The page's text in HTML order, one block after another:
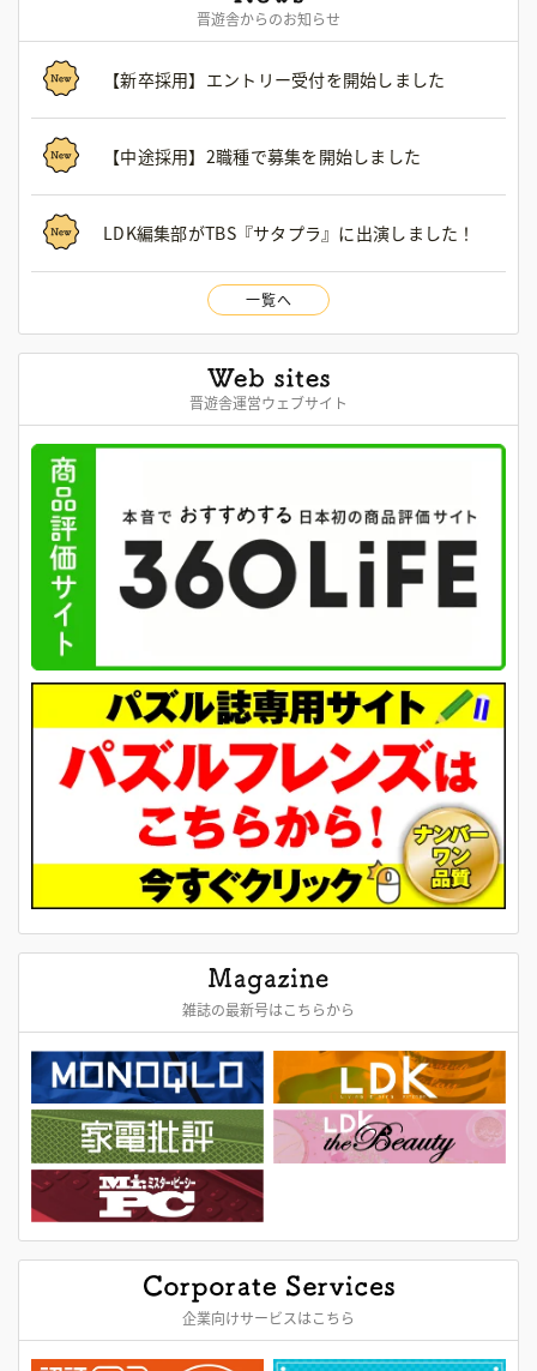
晋遊舎からのお知らせ
【新卒採用】エントリー受付を開始しました
【中途採用】2職種で募集を開始しました
LDK編集部がTBS『サタプラ』に出演しました！
一覧へ
晋遊舎運営ウェブサイト
雑誌の最新号はこちらから
企業向けサービスはこちら